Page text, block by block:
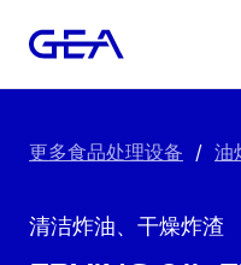
更多食品处理设备 / 油
清洁炸油、干燥炸渣